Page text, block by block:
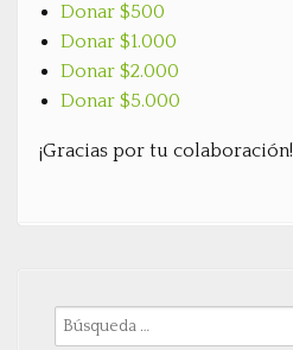
Donar $500
Donar $1.000
Donar $2.000
Donar $5.000
¡Gracias por tu colaboración!